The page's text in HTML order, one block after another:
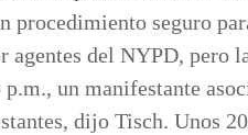
procedimiento seguro
agentes del NYPD, pero
un manifestante
dijo Tisch. Unos